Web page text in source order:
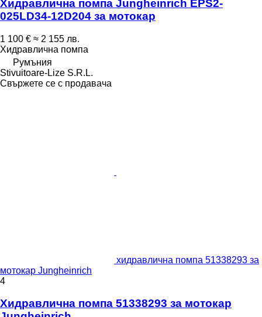
Хидравлична помпа Jungheinrich EPS2-
025LD34-12D204 за мотокар
1 100 € ≈ 2 155 лв.
Хидравлична помпа
Румъния
Stivuitoare-Lize S.R.L.
Свържете се с продавача
хидравлична помпа 51338293 за
мотокар Jungheinrich
4
Хидравлична помпа 51338293 за мотокар